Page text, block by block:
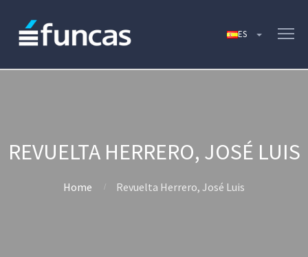
REVUELTA HERRERO, JOSÉ LUIS
Home Revuelta Herrero, José Luis